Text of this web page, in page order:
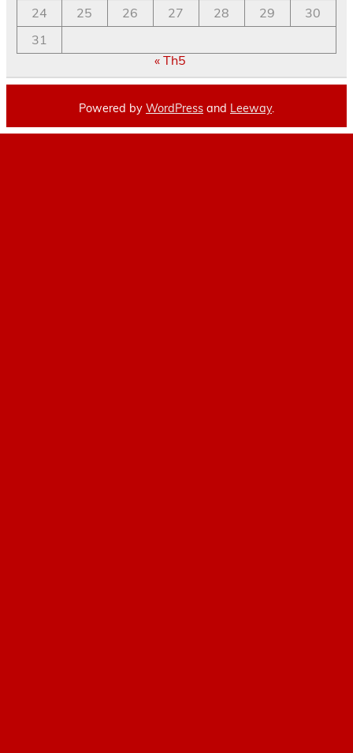
24
25 26 27 28 29
30
31
« Th5
Powered by WordPress and Leeway.